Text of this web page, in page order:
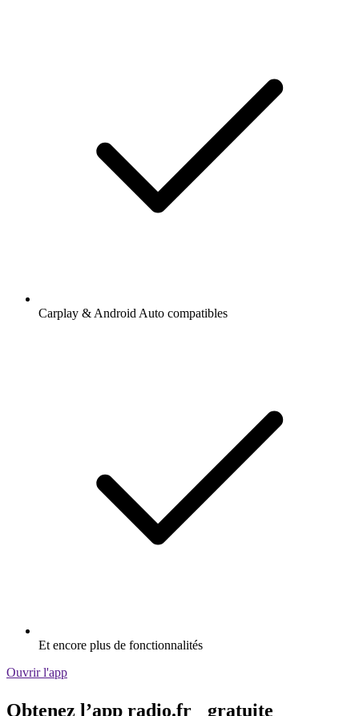
Carplay & Android Auto compatibles
Et encore plus de fonctionnalités
Ouvrir l'app
Obtenez l’app radio.fr gratuite